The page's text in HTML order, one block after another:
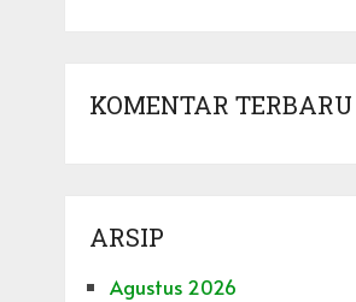
KOMENTAR TERBARU
ARSIP
Agustus 2026